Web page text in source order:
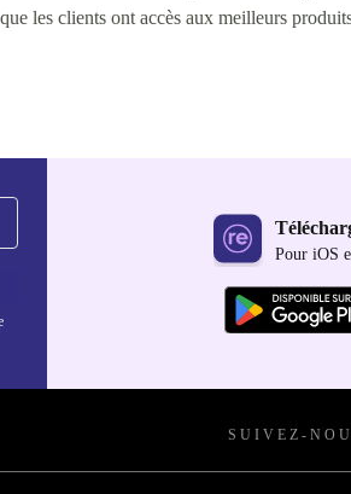
les clients ont accès aux meilleurs
Pour iOS
SUIVEZ-